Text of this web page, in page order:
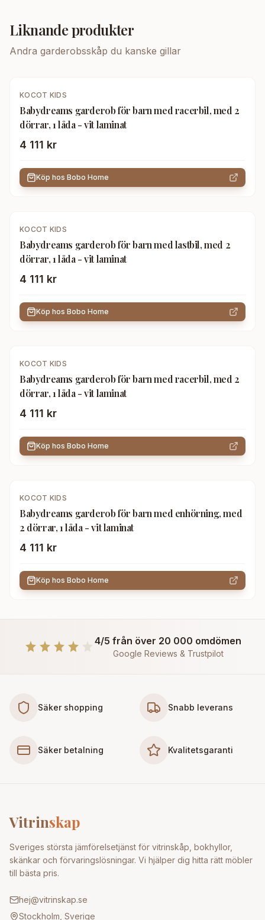
Liknande produkter
Andra garderobsskåp du kanske gillar
KOCOT KIDS
Babydreams garderob för barn med racerbil, med 2
dörrar, 1 låda - vit laminat
4 111 kr
Köp hos Bobo Home
KOCOT KIDS
Babydreams garderob för barn med lastbil, med 2
dörrar, 1 låda - vit laminat
4 111 kr
Köp hos Bobo Home
KOCOT KIDS
Babydreams garderob för barn med racerbil, med 2
dörrar, 1 låda - vit laminat
4 111 kr
Köp hos Bobo Home
KOCOT KIDS
Babydreams garderob för barn med enhörning, med
2 dörrar, 1 låda - vit laminat
4 111 kr
Köp hos Bobo Home
4/5 från över 20 000 omdömen
Google Reviews & Trustpilot
Säker shopping Snabb leverans
Säker betalning Kvalitetsgaranti
Vitrinskap
Sveriges största jämförelsetjänst för vitrinskåp, bokhyllor,
skänkar och förvaringslösningar. Vi hjälper dig hitta rätt möbler
till bästa pris.
hej@vitrinskap.se
Stockholm, Sverige